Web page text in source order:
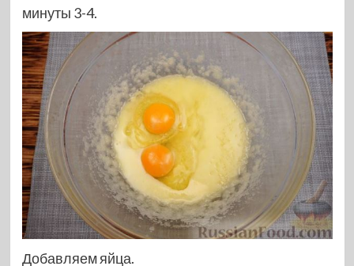
минуты 3-4.
Добавляем яйца.